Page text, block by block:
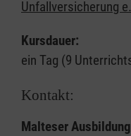
Unfallversicherung
Kursdauer:
ein Tag (9
Kontakt:
Malteser Ausbildung